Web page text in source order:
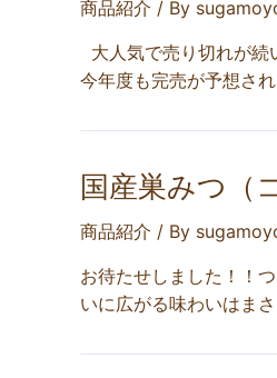
商品紹介 / By
大人気で売り切れが
今年度も完売が予想さ
国産巣みつ（
商品紹介 / By
お待たせしました！！
いに広がる味わいはま